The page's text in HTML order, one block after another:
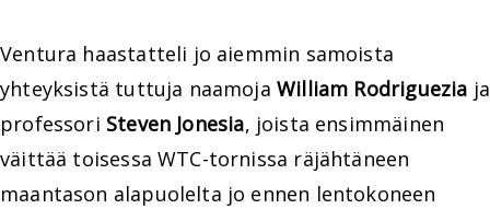
Ventura haastatteli jo aiemmin samoista
yhteyksistä tuttuja naamojaWilliam Rodriguezia ja
professori Steven Jonesia, joista ensimmäinen
väittää toisessa WTC-tornissa räjähtäneen
maantason alapuolelta jo ennen lentokoneen